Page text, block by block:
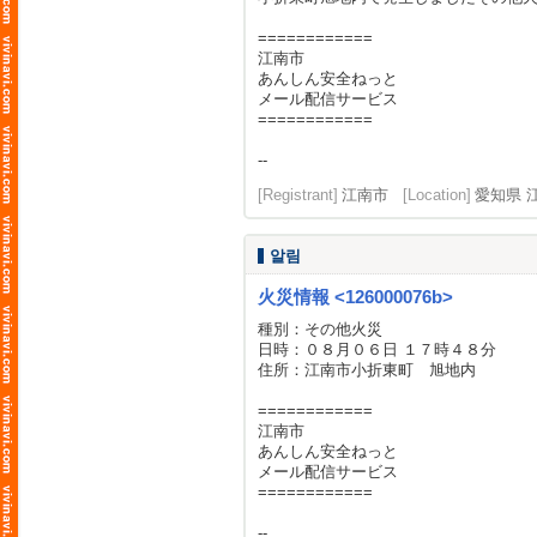
============
江南市
あんしん安全ねっと
メール配信サービス
============
--
[Registrant] 江南市 [Location] 愛知県
알림
火災情報 <126000076b>
種別：その他火災
日時：０８月０６日 １７時４８分
住所：江南市小折東町 旭地内
============
江南市
あんしん安全ねっと
メール配信サービス
============
--